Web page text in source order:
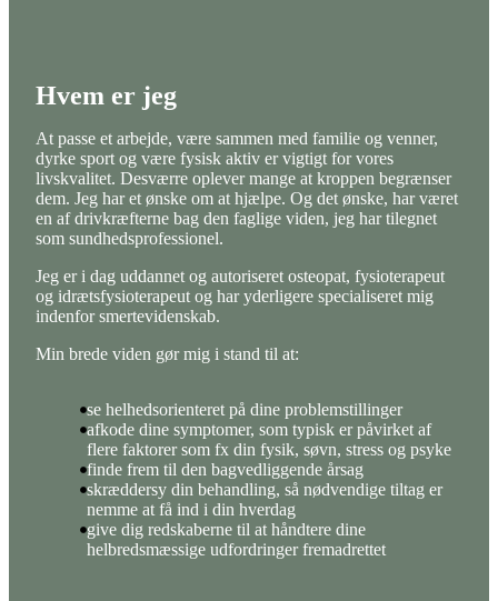
Hvem er jeg
At passe et arbejde, være sammen med familie og venner,
dyrke sport og være fysisk aktiv er vigtigt for vores
livskvalitet. Desværre oplever mange at kroppen begrænser
dem. Jeg har et ønske om at hjælpe. Og det ønske, har været
en af drivkræfterne bag den faglige viden, jeg har tilegnet
som sundhedsprofessionel.
Jeg er i dag uddannet og autoriseret osteopat, fysioterapeut
og idrætsfysioterapeut og har yderligere specialiseret mig
indenfor smertevidenskab.
Min brede viden gør mig i stand til at:
se helhedsorienteret på dine problemstillinger
afkode dine symptomer, som typisk er påvirket af
flere faktorer som fx din fysik, søvn, stress og psyke
finde frem til den bagvedliggende årsag
skræddersy din behandling, så nødvendige tiltag er
nemme at få ind i din hverdag
give dig redskaberne til at håndtere dine
helbredsmæssige udfordringer fremadrettet